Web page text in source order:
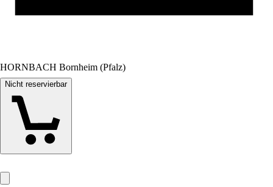
HORNBACH Bornheim (Pfalz)
Nicht reservierbar